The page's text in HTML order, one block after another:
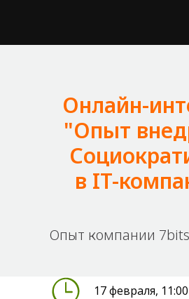
Онлайн-
"Опыт
в IT-
Опыт компании
17 февраля, 11:00